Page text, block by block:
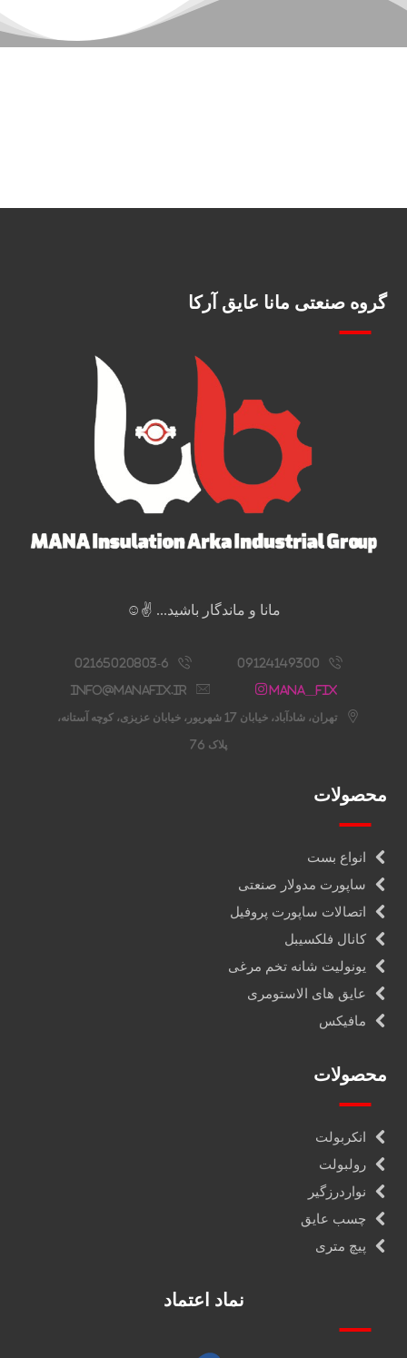
گروه صنعتی مانا عایق آرکا
مانا و ماندگار باشید... ✌️☺️
09124149300
02165020803-6
Mana__fix
info@manafix.ir
تهران، شادآباد، خیابان 17 شهریور، خیابان عزیزی، کوچه آستانه،
پلاک 76
محصولات
انواع بست
ساپورت مدولار صنعتی
اتصالات ساپورت پروفیل
کانال فلکسیبل
یونولیت شانه تخم مرغی
عایق های الاستومری
مافیکس
محصولات
انکربولت
رولبولت
نواردرزگیر
چسب عایق
پیچ متری
نماد اعتماد